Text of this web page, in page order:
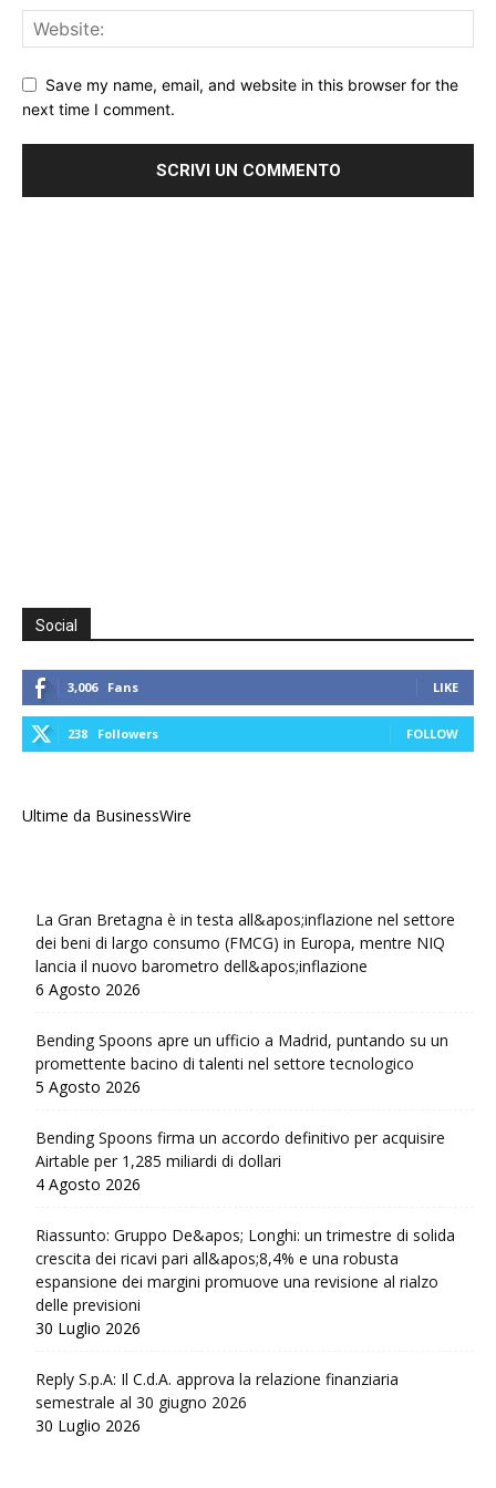
Save my name, email, and website in this browser for the
next time I comment.
Social
3,006 Fans LIKE
238 Followers FOLLOW
Ultime da BusinessWire
La Gran Bretagna è in testa all&apos;inflazione nel settore
dei beni di largo consumo (FMCG) in Europa, mentre NIQ
lancia il nuovo barometro dell&apos;inflazione
6 Agosto 2026
Bending Spoons apre un ufficio a Madrid, puntando su un
promettente bacino di talenti nel settore tecnologico
5 Agosto 2026
Bending Spoons firma un accordo definitivo per acquisire
Airtable per 1,285 miliardi di dollari
4 Agosto 2026
Riassunto: Gruppo De&apos; Longhi: un trimestre di solida
crescita dei ricavi pari all&apos;8,4% e una robusta
espansione dei margini promuove una revisione al rialzo
delle previsioni
30 Luglio 2026
Reply S.p.A: Il C.d.A. approva la relazione finanziaria
semestrale al 30 giugno 2026
30 Luglio 2026